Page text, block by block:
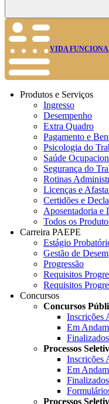
VIDA
Produtos e Serviços
Ingresso
Desempenho
Extra Quadro
Pagamento e
Psicologia do
Saúde
Segurança do
Rotinas
Licenças e
Certidões e
Aposentadoria e
Todos os
Carreira PAEPE
Estágio
Gestão de
Progressão
Requisitos
Requisitos
Concursos
Concursos
Inscrições
Em
Finalizados
Processos
Inscrições
Em
Finalizados
Processos